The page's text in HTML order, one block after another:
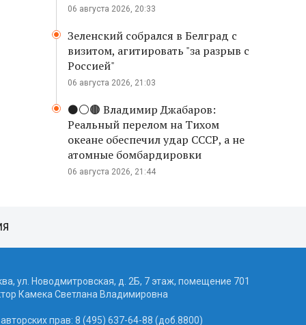
06 августа 2026, 20:33
Зеленский собрался в Белград с
визитом, агитировать "за разрыв с
Россией"
06 августа 2026, 21:03
⚫️⚪️🟤 Владимир Джабаров:
Реальный перелом на Тихом
океане обеспечил удар СССР, а не
атомные бомбардировки
06 августа 2026, 21:44
ул. Новодмитровская, д. 2Б, 7 этаж, помещение 701
Камека Светлана Владимировна
прав: 8 (495) 637-64-88 (доб.8800)